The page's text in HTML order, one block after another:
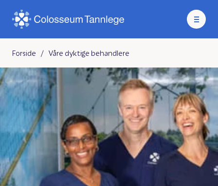
Forside / Våre dyktige behandlere